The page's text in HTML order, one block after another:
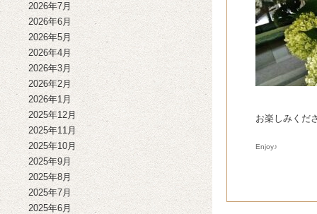
2026年7月
2026年6月
2026年5月
2026年4月
2026年3月
2026年2月
2026年1月
2025年12月
2025年11月
2025年10月
2025年9月
2025年8月
2025年7月
2025年6月
お楽しみくだ
Enjoy♪